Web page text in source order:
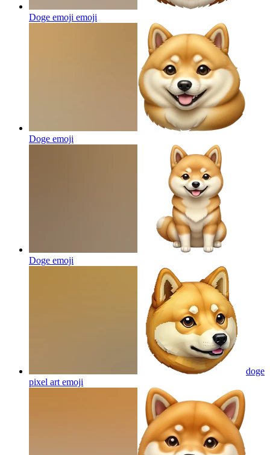
Doge emoji emoji
Doge emoji
Doge emoji
doge
pixel art emoji